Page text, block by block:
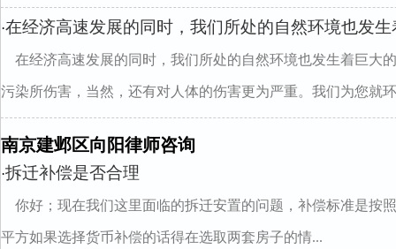
·在经济高速发展的同时，我们所处的自然环境也发
在经济高速发展的同时，我们所处的自然环境也发生着巨大
污染所伤害，当然，还有对人体的伤害更为严重。我们为您就
南京建邺区向阳律师咨询
·拆迁补偿是否合理
你好；现在我们这里面临的拆迁安置的问题，补偿标准是按
平方如果选择货币补偿的话得在选取两套房子的情...